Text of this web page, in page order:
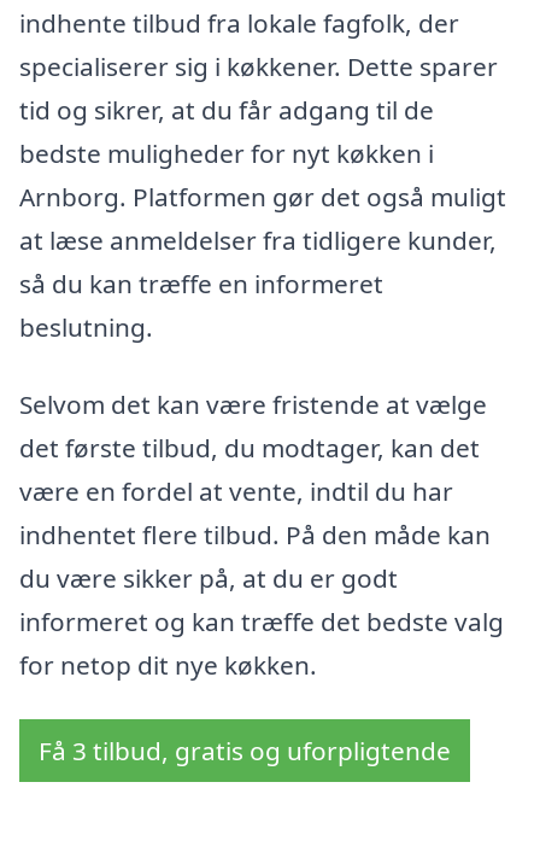
indhente tilbud fra lokale fagfolk, der
specialiserer sig i køkkener. Dette sparer
tid og sikrer, at du får adgang til de
bedste muligheder for nyt køkken i
Arnborg. Platformen gør det også muligt
at læse anmeldelser fra tidligere kunder,
så du kan træffe en informeret
beslutning.
Selvom det kan være fristende at vælge
det første tilbud, du modtager, kan det
være en fordel at vente, indtil du har
indhentet flere tilbud. På den måde kan
du være sikker på, at du er godt
informeret og kan træffe det bedste valg
for netop dit nye køkken.
Få 3 tilbud, gratis og uforpligtende